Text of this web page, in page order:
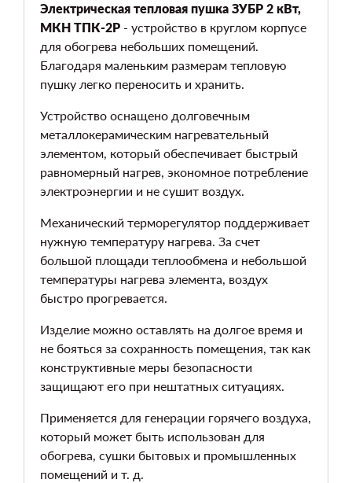
Электрическая тепловая пушка ЗУБР 2 кВт,
МКН ТПК-2Р - устройство в круглом корпусе
для обогрева небольших помещений.
Благодаря маленьким размерам тепловую
пушку легко переносить и хранить.
Устройство оснащено долговечным
металлокерамическим нагревательный
элементом, который обеспечивает быстрый
равномерный нагрев, экономное потребление
электроэнергии и не сушит воздух.
Механический терморегулятор поддерживает
нужную температуру нагрева. За счет
большой площади теплообмена и небольшой
температуры нагрева элемента, воздух
быстро прогревается.
Изделие можно оставлять на долгое время и
не бояться за сохранность помещения, так как
конструктивные меры безопасности
защищают его при нештатных ситуациях.
Применяется для генерации горячего воздуха,
который может быть использован для
обогрева, сушки бытовых и промышленных
помещений и т. д.